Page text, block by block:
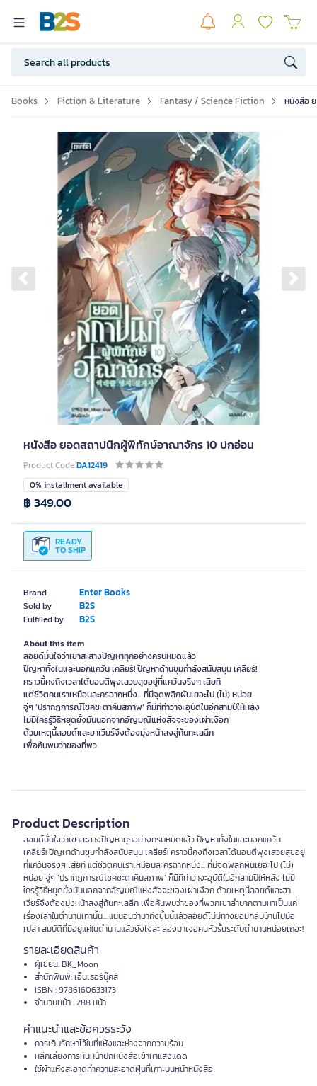
Books Fiction & Literature Fantasy / Science Fiction หนังสือ
Previous slide
หนังสือ ยอดสถาปนิกผู้พิทักษ์อาณาจักร 10 ปกอ่อน
Product CodeDA12419
Brand Enter Books
Sold by B2S
Fulfilled by B2S
0% installment available
READY
TO SHIP
฿ 349.00
About this item
ลอยด์มั่นใจว่าเขาสะสางปัญหาทุกอย่างครบหมดแล้ว
ปัญหาทั้งในและนอกแคว้น เคลียร์! ปัญหาด้านขุมกำลังสนับสนุน เคลียร์!
คราวนี้คงถึงเวลาได้นอนตีพุงเสวยสุขอยู่ที่แคว้นจริงๆ เสียที
แต่ชีวิตคนเราเหมือนละครฉากหนึ่ง... ที่มีจุดพลิกผันเยอะไป (ไม่) หน่อย
จู่ๆ ‘ปรากฏการณ์โชคชะตาคืนสภาพ’ ก็มีทีท่าว่าจะอุบัติในอีกสามปีให้หลัง
ไม่มีใครรู้วิธีหยุดยั้งมันนอกจากอัญมณีแห่งสัจจะของเผ่าเงือก
ด้วยเหตุนี้ลอยด์และฮาเวียร์จึงต้องมุ่งหน้าลงสู่ก้นทะเลลึก
เพื่อค้นพบว่าของที่พว
Product Description
ลอยด์มั่นใจว่าเขาสะสางปัญหาทุกอย่างครบหมดแล้ว ปัญหาทั้งในและนอกแคว้น
เคลียร์! ปัญหาด้านขุมกำลังสนับสนุน เคลียร์! คราวนี้คงถึงเวลาได้นอนตีพุงเสวยสุขอยู่
ที่แคว้นจริงๆ เสียที แต่ชีวิตคนเราเหมือนละครฉากหนึ่ง... ที่มีจุดพลิกผันเยอะไป (ไม่)
หน่อย จู่ๆ ‘ปรากฏการณ์โชคชะตาคืนสภาพ’ ก็มีทีท่าว่าจะอุบัติในอีกสามปีให้หลัง ไม่มี
ใครรู้วิธีหยุดยั้งมันนอกจากอัญมณีแห่งสัจจะของเผ่าเงือก ด้วยเหตุนี้ลอยด์และฮา
เวียร์จึงต้องมุ่งหน้าลงสู่ก้นทะเลลึก เพื่อค้นพบว่าของที่พวกเขาลำบากตามหาเป็นแค่
เรื่องเล่าในตำนานเท่านั้น... แน่นอนว่ามาถึงขั้นนี้แล้วลอยด์ไม่มีทางยอมกลับบ้านไปมือ
เปล่า สมบัติที่มีอยู่แค่ในตำนานแล้วยังไงล่ะ ลองมาเจอคนหัวรั้นระดับตำนานหน่อยเถอะ!
รายละเอียดสินค้า
ผู้เขียน: BK_Moon
สำนักพิมพ์: เอ็นเธอร์บุ๊คส์
ISBN : 9786160633173
จำนวนหน้า : 288 หน้า
คำแนะนำและข้อควรระวัง
ควรเก็บรักษาไว้ในที่แห้งและห่างจากความร้อน
หลีกเลี่ยงการหันหน้าปกหนังสือเข้าหาแสงแดด
ใช้ผ้าแห้งสะอาดทำความสะอาดฝุ่นที่เกาะบนหน้าหนังสือ